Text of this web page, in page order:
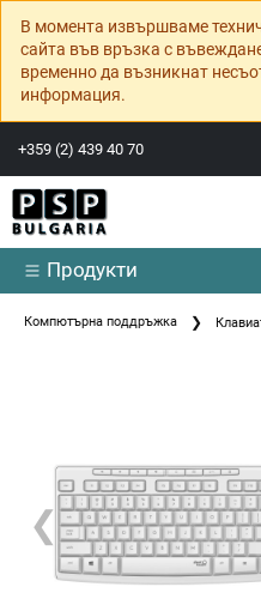
В момента извършваме
сайта във връзка с
временно да възникнат
информация.
+359 (2) 439 40 70
Продукти
Компютърна поддръжка
❮